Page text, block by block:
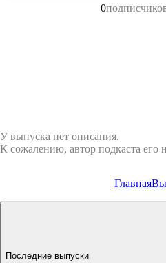
0
У выпуска нет описания.
К сожалению, автор подкаста его
Главная
Последние выпуски